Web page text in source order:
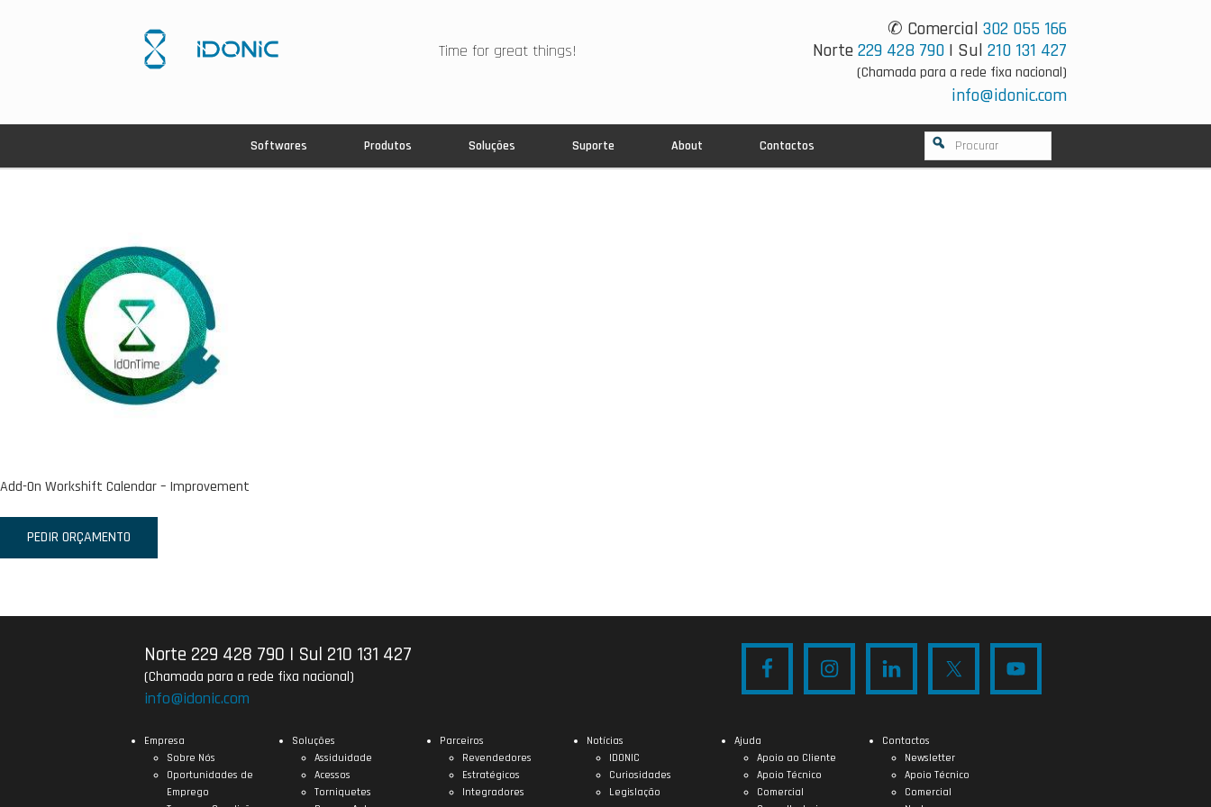
Time for great things!
✆ Comercial 302 055 166
Norte229 428 790 | Sul 210 131 427
(Chamada para a rede fixa nacional)
info@idonic.com
Softwares Produtos Soluções Suporte About Contactos
Add-On Workshift Calendar – Improvement
PEDIR ORÇAMENTO
Norte 229 428 790 | Sul 210 131 427
(Chamada para a rede fixa nacional)
info@idonic.com
Empresa
Sobre Nós
Oportunidades de
Emprego
Soluções
Assiduidade
Acessos
Torniquetes
Parceiros
Revendedores
Estratégicos
Integradores
Notícias
IDONIC
Curiosidades
Legislação
Ajuda
Apoio ao Cliente
Apoio Técnico
Comercial
Contactos
Newsletter
Apoio Técnico
Comercial